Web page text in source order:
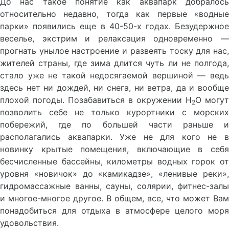
относительно недавно, тогда как первые «водные
парки» появились еще в 40-50-х годах. Безудержное
веселье, экстрим и релаксация одновременно —
прогнать унылое настроение и развеять тоску для нас,
жителей страны, где зима длится чуть ли не полгода,
стало уже не такой недосягаемой вершиной — ведь
здесь нет ни дождей, ни снега, ни ветра, да и вообще
плохой погоды. Позабавиться в окружении H2O могут
позволить себе не только курортники с морских
побережий, где по большей части раньше и
располагались аквапарки. Уже не для кого не в
новинку крытые помещения, включающие в себя
бесчисленные бассейны, километры водных горок от
уровня «новичок» до «камикадзе», «ленивые реки»,
гидромассажные ванны, сауны, солярии, фитнес-залы
и многое-многое другое. В общем, все, что может Вам
понадобиться для отдыха в атмосфере целого моря
удовольствия.